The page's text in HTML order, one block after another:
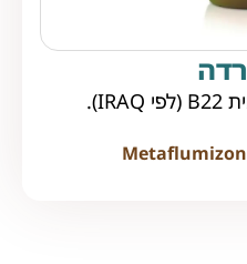
אלוורדה שייך לקבוצה כימית B22 (לפי IRAQ).